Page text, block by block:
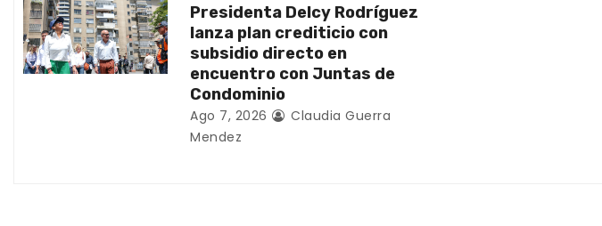
t
r
Presidenta Delcy Rodríguez
lanza plan crediticio con
subsidio directo en
encuentro con Juntas de
Condominio
Ago 7, 2026
Claudia Guerra
Mendez